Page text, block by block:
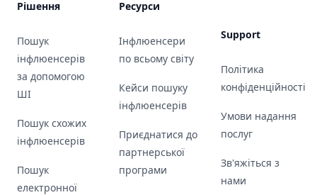
Рішення
Пошук
інфлюенсерів
за допомогою
ШІ
Пошук схожих
інфлюенсерів
Пошук
електронної
Ресурси
Інфлюенсери
по всьому світу
Кейси пошуку
інфлюенсерів
Приєднатися до
партнерської
програми
Support
Політика
конфіденційності
Умови надання
послуг
Зв'яжіться з
нами